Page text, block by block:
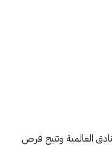
العالمية وتتيح فرص